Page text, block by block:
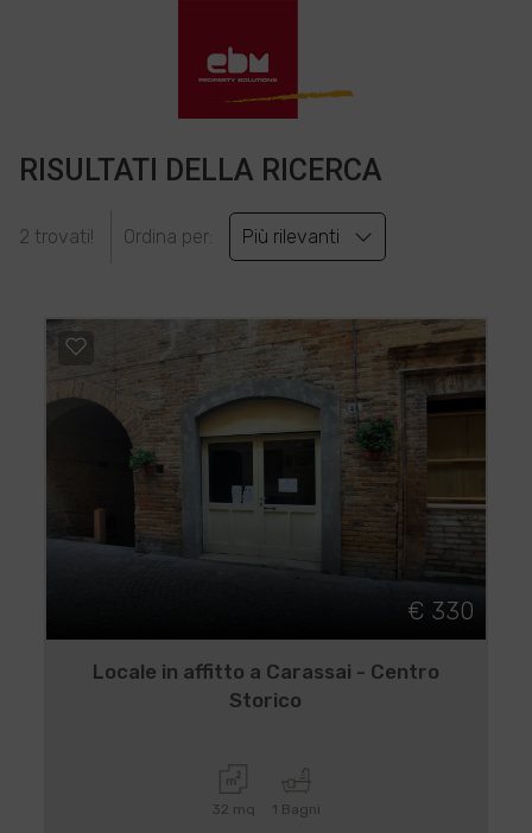
RISULTATI DELLA RICERCA
2 trovati! Ordina per: Più rilevanti
€ 330
Locale in affitto a Carassai - Centro
Storico
32 mq 1 Bagni